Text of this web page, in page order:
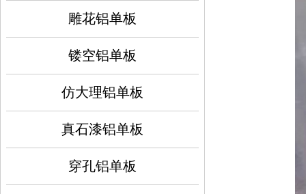
雕花铝单板
镂空铝单板
仿大理铝单板
真石漆铝单板
穿孔铝单板